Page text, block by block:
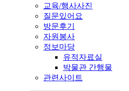
교육/행사사진
질문있어요
방문후기
자원봉사
정보마당
유적자료실
박물관 간행물
관련사이트